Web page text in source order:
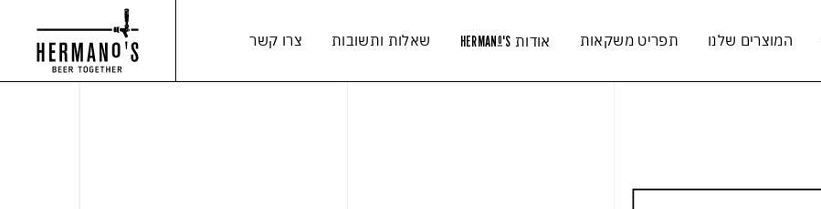
המוצרים שלנו תפריט משקאות אודות HERMANO'S שאלות ותשובות צרו קשר